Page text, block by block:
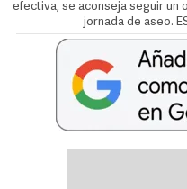
efectiva, se aconseja seguir un
jornada de aseo.